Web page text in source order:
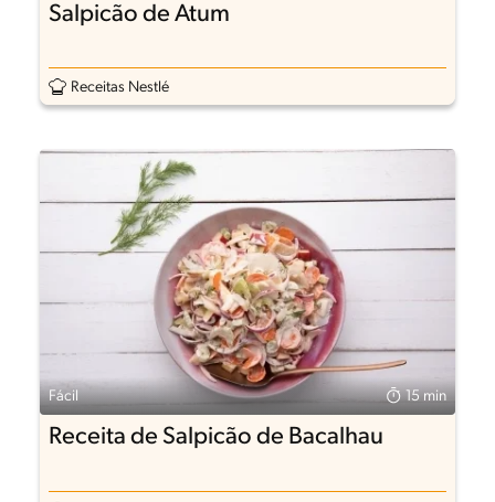
Salpicão de Atum
Receitas Nestlé
Fácil 15 min
Receita de Salpicão de Bacalhau